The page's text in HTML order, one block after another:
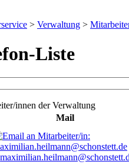
> Verwaltung >
Liste
innen der Verwaltung
Mail